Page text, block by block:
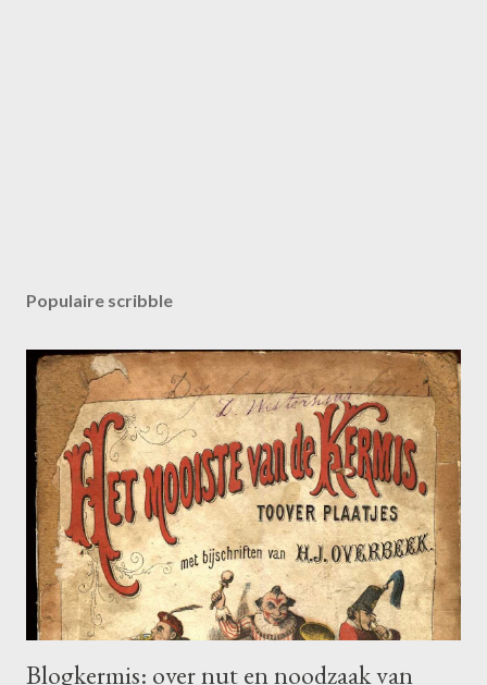
Populaire scribble
Blogkermis: over nut en noodzaak van